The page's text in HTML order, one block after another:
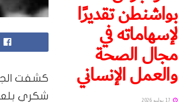
كشفت
شكري
بواشنطن تقديرًا
لإسهاماته في
مجال الصحة
والعمل الإنساني